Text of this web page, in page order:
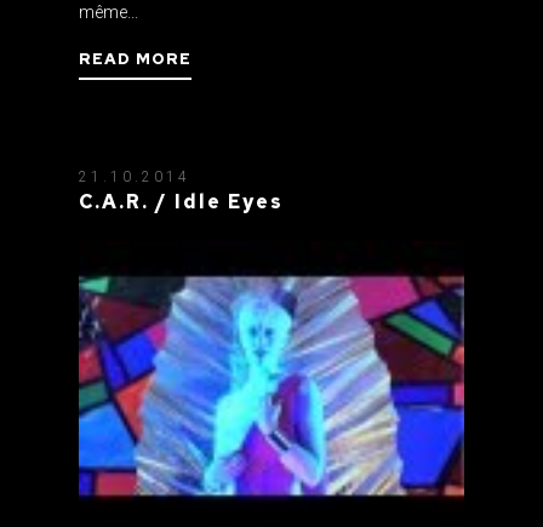
même...
READ MORE
21.10.2014
C.A.R. / Idle Eyes